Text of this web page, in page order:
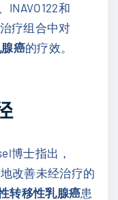
INAVO122和
疗组合中对
癌的疗效。
博士指出，
改善未经治疗的
转移性乳腺癌患